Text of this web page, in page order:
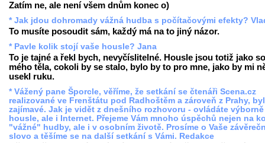
Zatím ne, ale není všem dnům konec o)
* Jak jdou dohromady vážná hudba s počítačovými efekty?
To musíte posoudit sám, každý má na to jiný názor.
* Pavle kolik stojí vaše housle? Jana
To je tajné a řekl bych, nevyčíslitelné. Housle jsou totiž jako
mého těla, cokoli by se stalo, bylo by to pro mne, jako by mi
usekl ruku.
* Vážený pane Šporcle, věříme, že setkání se čtenáři Scena.cz
realizované ve Frenštátu pod Radhoštěm a zároveň z Prahy,
zajímavé. Jak je vidět z dnešního rozhovoru - ovládáte
housle, ale i Internet. Přejeme Vám mnoho úspěchů nejen na
"vážné" hudby, ale i v osobním životě. Prosíme o Vaše
slovo a těšíme se na další setkání s Vámi. Redakce